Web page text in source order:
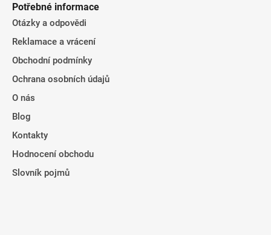
Potřebné informace
Otázky a odpovědi
Reklamace a vrácení
Obchodní podmínky
Ochrana osobních údajů
O nás
Blog
Kontakty
Hodnocení obchodu
Slovník pojmů